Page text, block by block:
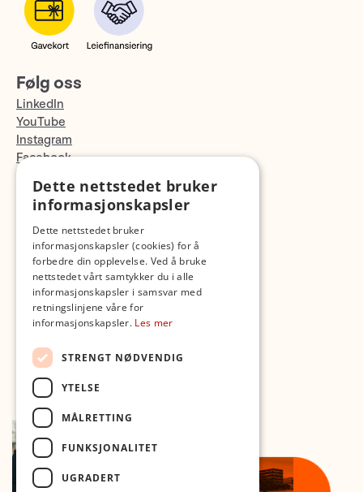
Følg oss
LinkedIn
YouTube
Instagram
Facebook
TikTok
Fotopodden
Med forbehold om skrive- og lagerfeil
Dette nettstedet bruker
informasjonskapsler
Dette nettstedet bruker
informasjonskapsler (cookies) for å
forbedre din opplevelse. Ved å bruke
nettstedet vårt samtykker du i alle
informasjonskapsler i samsvar med
retningslinjene våre for
informasjonskapsler. Les mer
STRENGT NØDVENDIG
YTELSE
MÅLRETTING
FUNKSJONALITET
UGRADERT